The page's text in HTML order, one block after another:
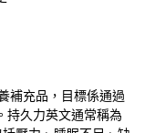
補充品，目標係通過
持久力英文通常稱為